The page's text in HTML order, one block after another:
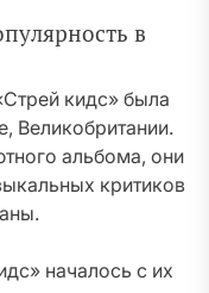
в
кидс» была
Великобритании.
альбома, они
критиков
началось с их